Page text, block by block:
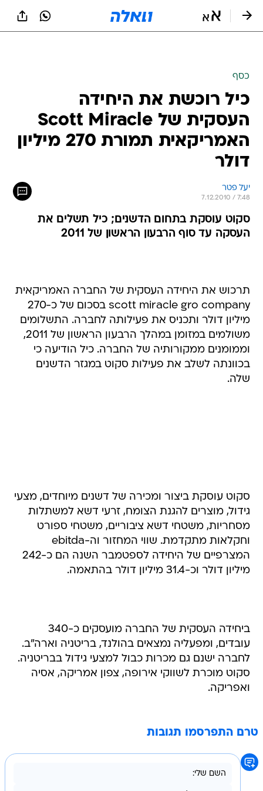
כסף
כיל רוכשת את היחידה
העסקית של Scott Miracle
האמריקאית תמורת 270 מיליון
דולר
יעל פטר
7.12.2010 / 7:48
סקוט עוסקת בתחום הדשנים; כיל תשלים את
העסקה עד סוף הרבעון הראשון של 2011
תרכוש את היחידה העסקית של החברה האמריקאית
scott miracle gro company בסכום של כ-270
מיליון דולר ותכניס את פעילותה לחברה. התשלומים
משולמים במזומן במהלך הרבעון הראשון של 2011,
וממומנים ממקורותיה של החברה. כיל הודיעה כי
בכוונתה לשלב את פעילות סקוט במגזר הדשנים
שלה.
סקוט עוסקת ביצור ומכירה של דשנים מיוחדים, מצעי
גידול, מוצרים להגנת הצומח, זרעי דשא למשתלות
מסחריות, משטחי דשא ציבוריים, משטחי ספורט
וחקלאות מתקדמת. שווי המחזור וה-ebitda
המצרפיים של היחידה לספטמבר השנה הם כ-242
מיליון דולר וכ-31.4 מיליון דולר בהתאמה.
ביחידה העסקית של החברה מועסקים כ-340
עובדים, ומפעליה נמצאים בהולנד, בריטניה וארה"ב.
לחברה ישנם גם מכרות כבול למצעי גידול בבריטניה.
סקוט מוכרת לשווקי אירופה, צפון אמריקה, אסיה
ואפריקה.
טרם התפרסמו תגובות